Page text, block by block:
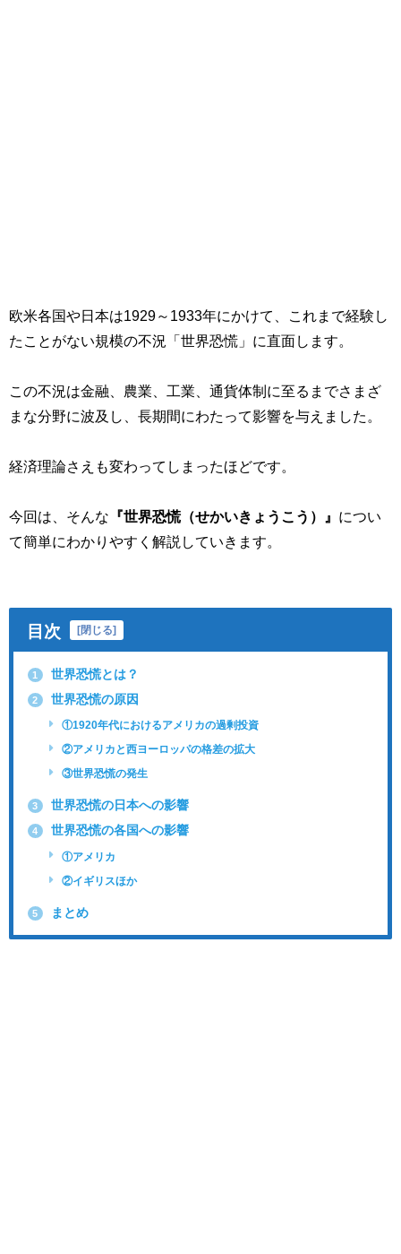
欧米各国や日本は1929～1933年にかけて、これまで経験し
たことがない規模の不況「世界恐慌」に直面します。
この不況は金融、農業、工業、通貨体制に至るまでさまざ
まな分野に波及し、長期間にわたって影響を与えました。
経済理論さえも変わってしまったほどです。
今回は、そんな 『世界恐慌（せかいきょうこう）』 につい
て簡単にわかりやすく解説していきます。
目次 [閉じる]
1 世界恐慌とは？
2 世界恐慌の原因
①1920年代におけるアメリカの過剰投資
②アメリカと西ヨーロッパの格差の拡大
③世界恐慌の発生
3 世界恐慌の日本への影響
4 世界恐慌の各国への影響
①アメリカ
②イギリスほか
5 まとめ